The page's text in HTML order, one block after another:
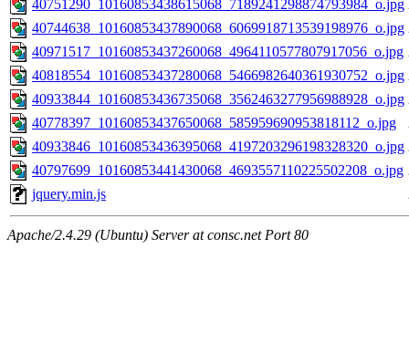
40751290_10160853438615068_7189241298874793984_o.jpg
40744638_10160853437890068_6069918713539198976_o.jpg
40971517_10160853437260068_4964110577807917056_o.jpg
40818554_10160853437280068_5466982640361930752_o.jpg
40933844_10160853436735068_3562463277956988928_o.jpg
40778397_10160853437650068_585959690953818112_o.jpg
40933846_10160853436395068_4197203296198328320_o.jpg
40797699_10160853441430068_4693557110225502208_o.jpg
jquery.min.js
Apache/2.4.29 (Ubuntu) Server at consc.net Port 80